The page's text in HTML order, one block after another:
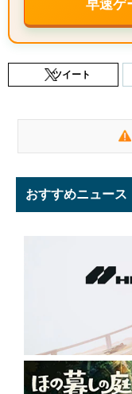
早速ゲ
ツイート
おすすめニュース